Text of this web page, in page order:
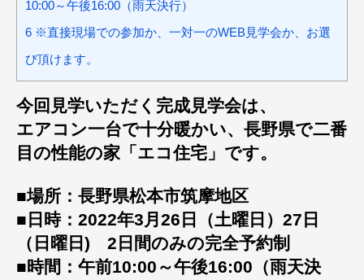
10:00～午後16:00（雨天決行）
6 ※直接現場での参加か、一対一のWEB見学会か、お選
び頂けます。
今回見学いただく完成見学会は、
エアコン一台で十分暖かい、長野県で二番
目の性能の家「エコ住宅」です。
■場所：長野県松本市筑摩地区
■日時：2022年3月26日（土曜日）27日
（日曜日) 2日間のみの完全予約制
■時間：午前10:00～午後16:00（雨天決